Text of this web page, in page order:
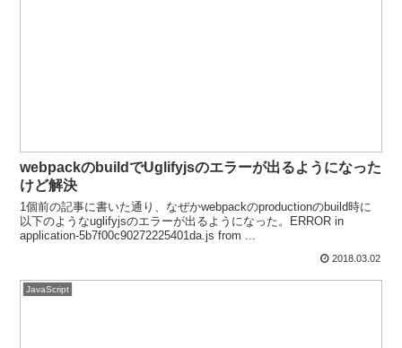
webpackのbuildでUglifyjsのエラーが出るようになった
けど解決
1個前の記事に書いた通り、なぜかwebpackのproductionのbuild時に
以下のようなuglifyjsのエラーが出るようになった。ERROR in
application-5b7f00c90272225401da.js from ...
2018.03.02
JavaScript